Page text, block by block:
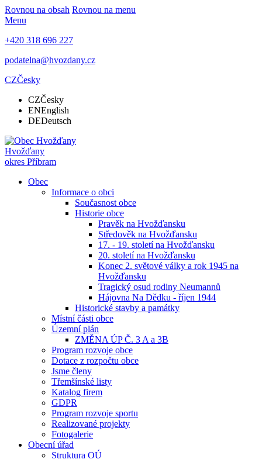
Rovnou na obsah Rovnou na menu
Menu
+420 318 696 227
podatelna@hvozdany.cz
CZČesky
CZČesky
ENEnglish
DEDeutsch
Hvožďany
okres Příbram
Obec
Informace o obci
Současnost obce
Historie obce
Pravěk na Hvožďansku
Středověk na Hvožďansku
17. - 19. století na Hvožďansku
20. století na Hvožďansku
Konec 2. světové války a rok 1945 na
Hvožďansku
Tragický osud rodiny Neumannů
Hájovna Na Dědku - říjen 1944
Historické stavby a památky
Místní části obce
Územní plán
ZMĚNA ÚP Č. 3 A a 3B
Program rozvoje obce
Dotace z rozpočtu obce
Jsme členy
Třemšínské listy
Katalog firem
GDPR
Program rozvoje sportu
Realizované projekty
Fotogalerie
Obecní úřad
Struktura OÚ